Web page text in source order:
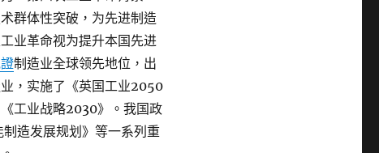
群体性突破，为先进制造
业革命视为提升本国先进
制造业全球领先地位，出
，实施了《英国工业2050
工业战略2030》。我国政
造发展规划》等一系列重